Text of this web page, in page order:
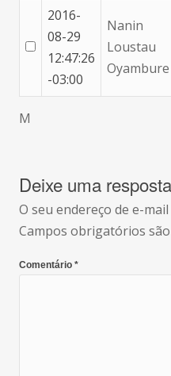
2016-
08-29
12:47:26
-03:00
Nanin
Loustau
Oyambure
M
Deixe uma resposta
O seu endereço de e-
Campos obrigatórios
Comentário *